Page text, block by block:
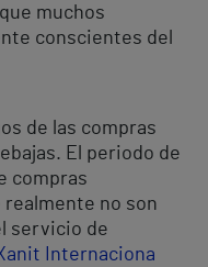
muchos
conscientes del
de las compras
El periodo de
compras
no son
servicio de
Internaciona